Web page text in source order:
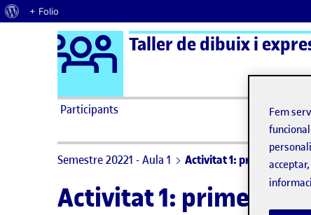
Quant al WordPress
+ Folio
Saltar al contingut Logo Ágora
Taller de dibuix i
Participants
Semestre 20221 - Aula 1 Activitat 1: primer
Activitat 1: primer
Fem